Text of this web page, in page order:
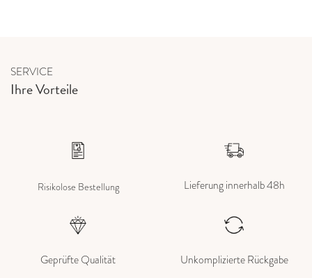
SERVICE
Ihre Vorteile
Risikolose Bestellung Lieferung innerhalb 48h
Geprüfte Qualität Unkomplizierte Rückgabe